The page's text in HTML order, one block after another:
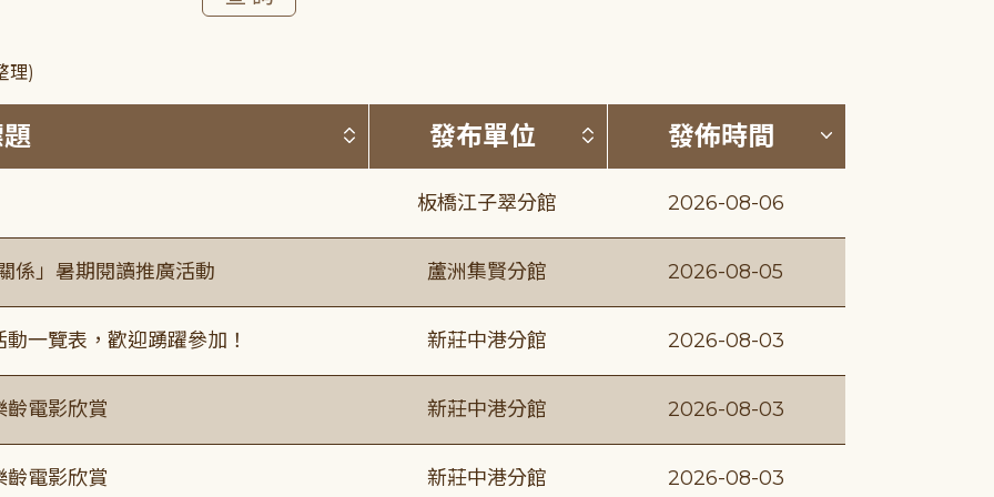
理)
按標題排序 (升降冪)
發布單位 按發布單位排序 (升降冪)
發佈時間 按發佈時間
板橋江子翠分館 2026-08-06
係」暑期閱讀推廣活動 蘆洲集賢分館 2026-08-05
一覽表，歡迎踴躍參加！ 新莊中港分館 2026-08-03
齡電影欣賞 新莊中港分館 2026-08-03
齡電影欣賞 新莊中港分館 2026-08-03